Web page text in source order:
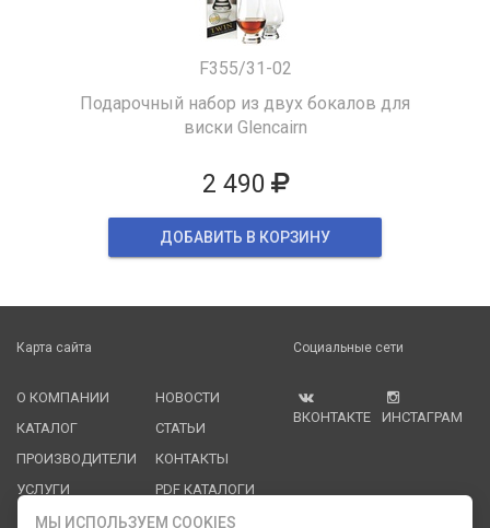
F355/31-02
Подарочный набор из двух бокалов для
виски Glencairn
2 490
ДОБАВИТЬ В КОРЗИНУ
Карта сайта
О КОМПАНИИ
КАТАЛОГ
ПРОИЗВОДИТЕЛИ
УСЛУГИ
НОВОСТИ
СТАТЬИ
КОНТАКТЫ
PDF КАТАЛОГИ
ОПЛАТА И
Социальные сети
ВКОНТАКТЕ ИНСТАГРАМ
МЫ ИСПОЛЬЗУЕМ COOKIES